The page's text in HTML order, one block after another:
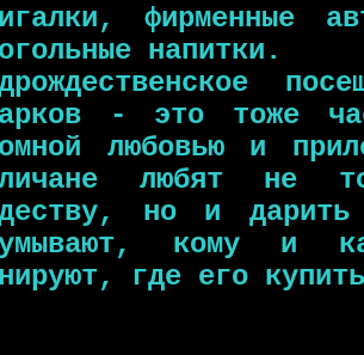
фирменные
напитки.
- это тоже
любовью и
любят не
но и
кому и
где его